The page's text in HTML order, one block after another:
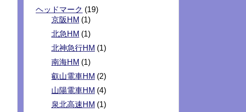
ヘッドマーク (19)
京阪HM (1)
北急HM (1)
北神急行HM (1)
南海HM (1)
叡山電車HM (2)
山陽電車HM (4)
泉北高速HM (1)